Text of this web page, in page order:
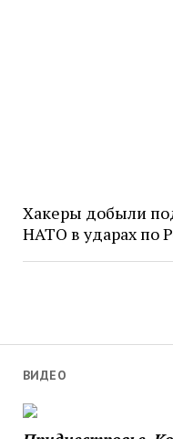
ВИДЕО
Хакеры добыли
НАТО в ударах по